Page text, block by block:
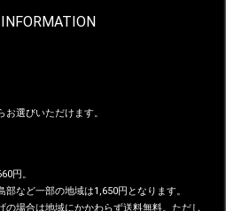
選びいただけます。
円。
など一部の地域は1,650円となります。
の場合は地域にかかわらず送料無料。ただし